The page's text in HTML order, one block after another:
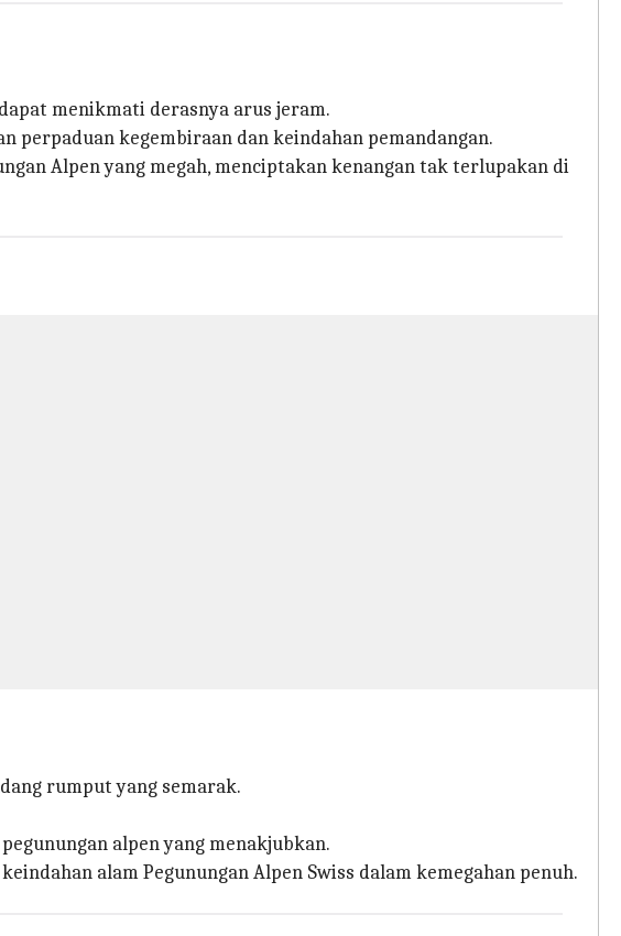
menikmati derasnya arus jeram.
perpaduan kegembiraan dan keindahan pemandangan.
Alpen yang megah, menciptakan kenangan tak terlupakan di
rumput yang semarak.
alpen yang menakjubkan.
alam Pegunungan Alpen Swiss dalam kemegahan penuh.